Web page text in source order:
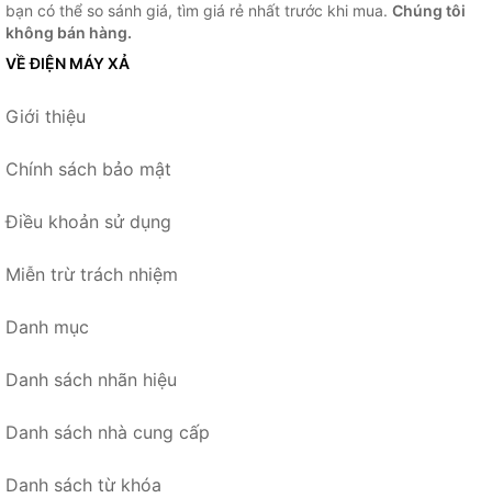
bạn có thể so sánh giá, tìm giá rẻ nhất trước khi mua. Chúng tôi
không bán hàng.
VỀ ĐIỆN MÁY XẢ
Giới thiệu
Chính sách bảo mật
Điều khoản sử dụng
Miễn trừ trách nhiệm
Danh mục
Danh sách nhãn hiệu
Danh sách nhà cung cấp
Danh sách từ khóa